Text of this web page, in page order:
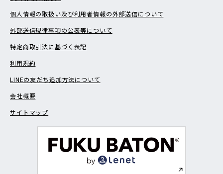
個人情報の取扱い及び利用者情報の外部送信について
外部送信規律事項の公表等について
特定商取引法に基づく表記
利用規約
LINEの友だち追加方法について
会社概要
サイトマップ